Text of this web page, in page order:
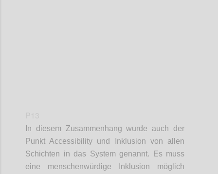
In diesem Zusammenhang wurde auch der
PunktAccessibility und Inklusion von allen
Schichten in das System genannt. Es muss
eine menschenwürdige Inklusion möglich